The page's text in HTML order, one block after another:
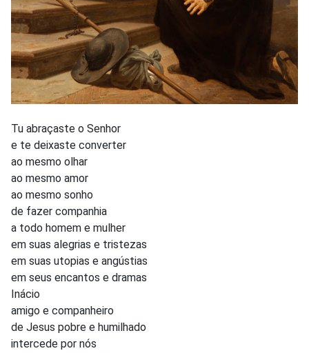
Tu abraçaste o Senhor
e te deixaste converter
ao mesmo olhar
ao mesmo amor
ao mesmo sonho
de fazer companhia
a todo homem e mulher
em suas alegrias e tristezas
em suas utopias e angústias
em seus encantos e dramas
Inácio
amigo e companheiro
de Jesus pobre e humilhado
intercede por nós